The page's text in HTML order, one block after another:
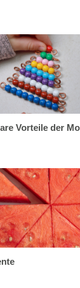
Vorteile der